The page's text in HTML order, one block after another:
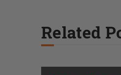
Related